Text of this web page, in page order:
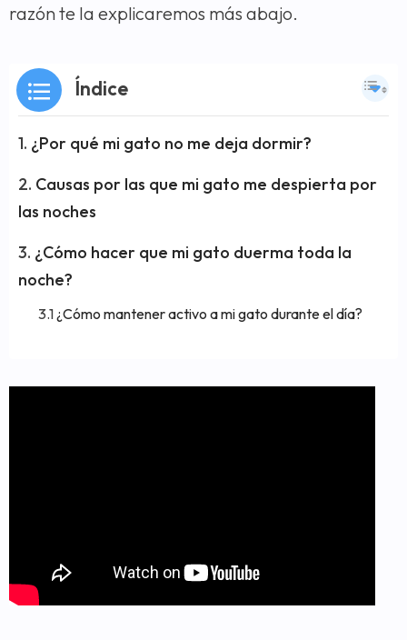
razón te la explicaremos más abajo.
Índice
¿Por qué mi gato no me deja dormir?
Causas por las que mi gato me despierta por
las noches
¿Cómo hacer que mi gato duerma toda la
noche?
¿Cómo mantener activo a mi gato durante el día?